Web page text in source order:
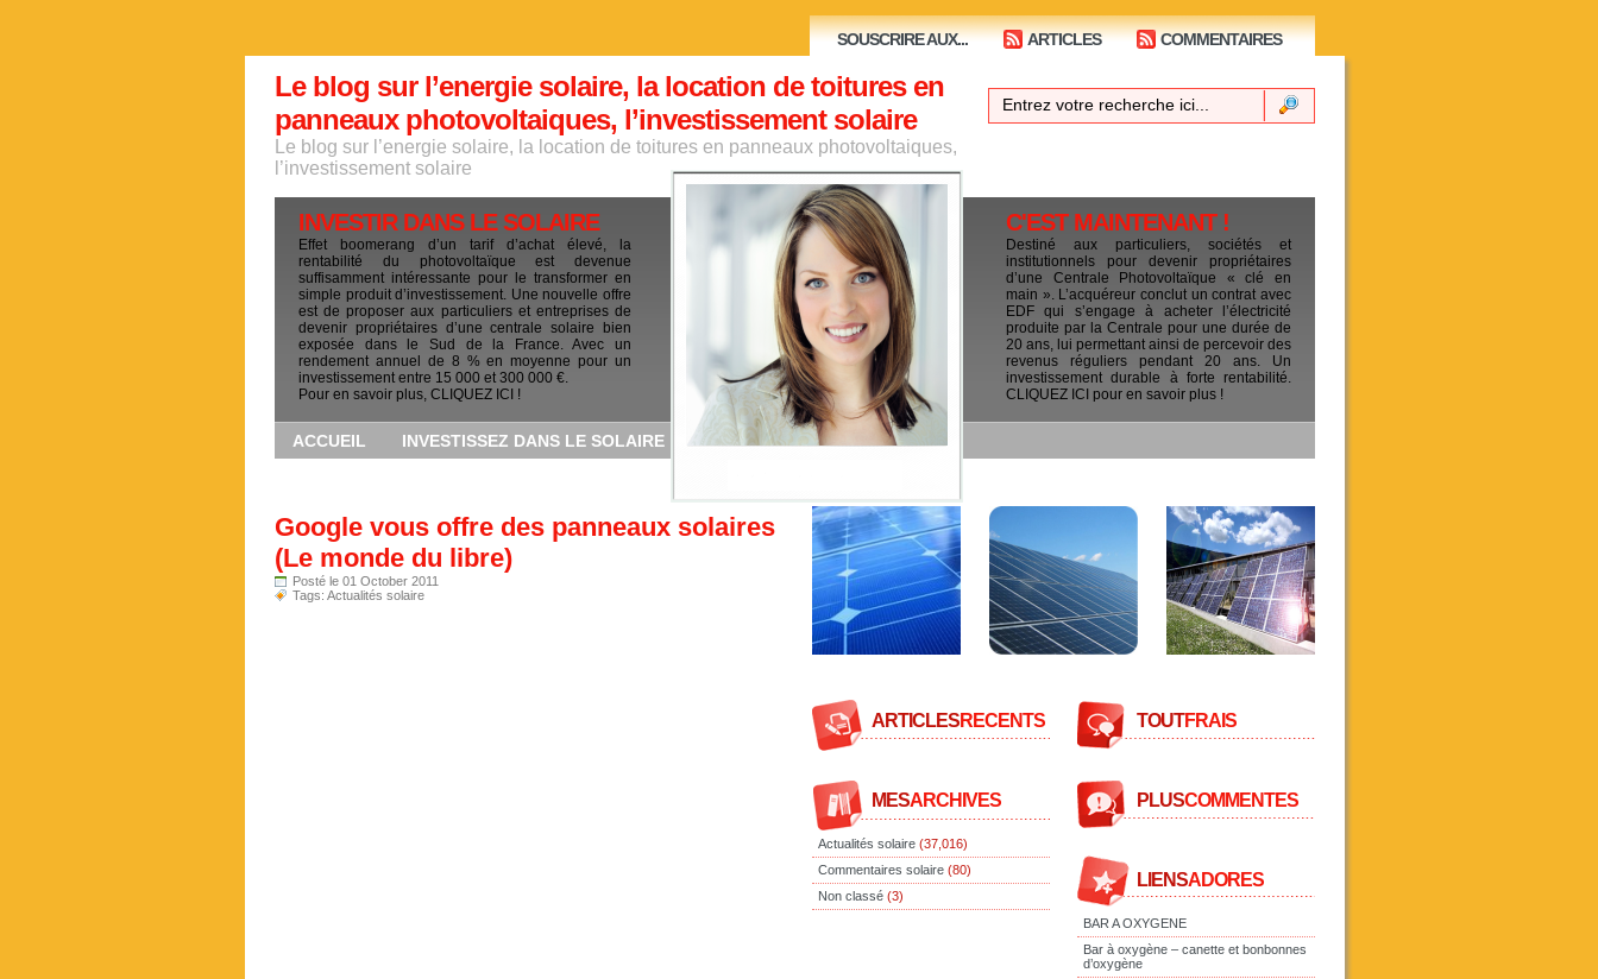
SOUSCRIRE AUX... ARTICLES COMMENTAIRES
Le blog sur l’energie solaire, la location de toitures en
panneaux photovoltaiques, l’investissement solaire
Le blog sur l’energie solaire, la location de toitures en panneaux photovoltaiques,
l’investissement solaire
INVESTIR DANS LE SOLAIRE
Effet boomerang d’un tarif d’achat élevé, la
rentabilité du photovoltaïque est devenue
suffisamment intéressante pour le transformer en
simple produit d’investissement. Une nouvelle offre
est de proposer aux particuliers et entreprises de
devenir propriétaires d’une centrale solaire bien
exposée dans le Sud de la France. Avec un
rendement annuel de 8 % en moyenne pour un
investissement entre 15 000 et 300 000 €.
Pour en savoir plus, CLIQUEZ ICI !
ACCUEIL INVESTISSEZ DANS LE SOLAIRE
C'EST MAINTENANT !
Destiné aux particuliers, sociétés et
institutionnels pour devenir propriétaires
d’une Centrale Photovoltaïque « clé en
main ». L’acquéreur conclut un contrat avec
EDF qui s’engage à acheter l’électricité
produite par la Centrale pour une durée de
20 ans, lui permettant ainsi de percevoir des
revenus réguliers pendant 20 ans. Un
investissement durable à forte rentabilité.
CLIQUEZ ICI pour en savoir plus !
Google vous offre des panneaux solaires
(Le monde du libre)
Posté le 01 October 2011
Tags: Actualités solaire
ARTICLESRECENTS
MESARCHIVES
Actualités solaire (37,016)
Commentaires solaire (80)
Non classé (3)
TOUTFRAIS
PLUSCOMMENTES
LIENSADORES
BAR A OXYGENE
Bar à oxygène – canette et bonbonnes
d’oxygène